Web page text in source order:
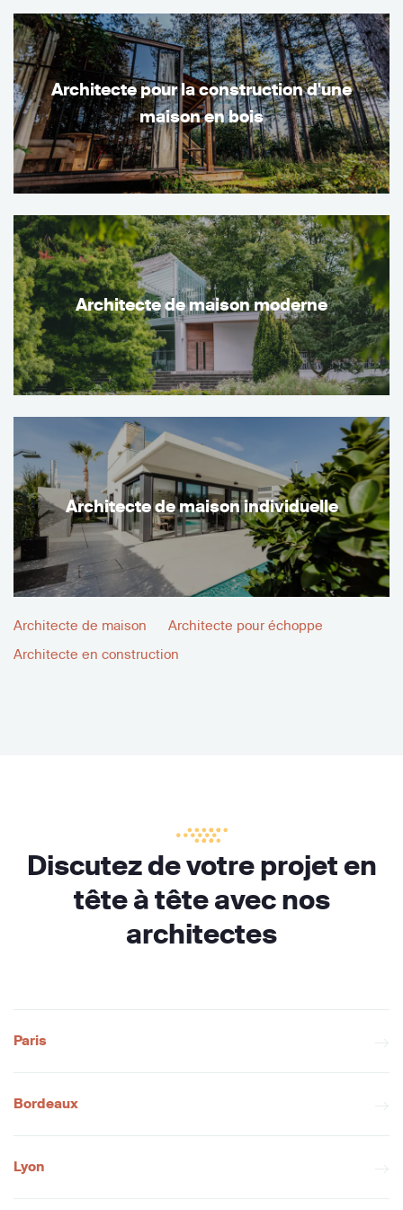
Architecte pour la construction d'une
maison en bois
Architecte de maison moderne
Architecte de maison individuelle
Architecte de maison
Architecte pour échoppe
Architecte en construction
Discutez de votre projet en
tête à tête avec nos
architectes
Paris
Bordeaux
Lyon